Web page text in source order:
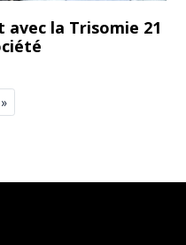
avec la Trisomie 21
»